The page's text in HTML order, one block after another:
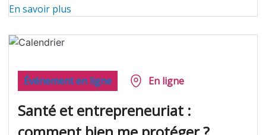
En savoir plus
Santé et entrepreneuriat :
Événement en ligne En ligne